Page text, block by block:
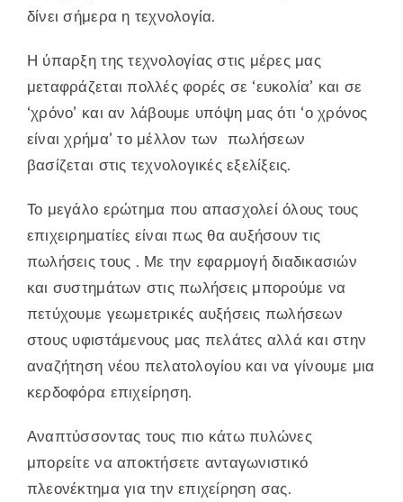
δίνει σήμερα η τεχνολογία.
Η ύπαρξη της τεχνολογίας στις μέρες μας
μεταφράζεται πολλές φορές σε ‘ευκολία’ και σε
‘χρόνο’ και αν λάβουμε υπόψη μας ότι ‘ο χρόνος
είναι χρήμα’ το μέλλον των πωλήσεων
βασίζεται στις τεχνολογικές εξελίξεις.
Το μεγάλο ερώτημα που απασχολεί όλους τους
επιχειρηματίες είναι πως θα αυξήσουν τις
πωλήσεις τους . Με την εφαρμογή διαδικασιών
και συστημάτων στις πωλήσεις μπορούμε να
πετύχουμε γεωμετρικές αυξήσεις πωλήσεων
στους υφιστάμενους μας πελάτες αλλά και στην
αναζήτηση νέου πελατολογίου και να γίνουμε μια
κερδοφόρα επιχείρηση.
Αναπτύσσοντας τους πιο κάτω πυλώνες
μπορείτε να αποκτήσετε ανταγωνιστικό
πλεονέκτημα για την επιχείρηση σας.